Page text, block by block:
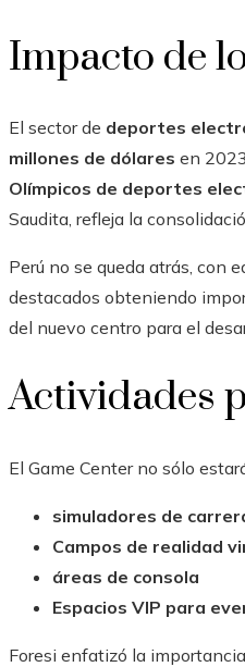
Impacto de
El sector de deportes
millones de dólares en
Olímpicos de deportes
Saudita, refleja la
Perú no se queda atrás, con
destacados obteniendo
del nuevo centro para el
Actividades
El Game Center no sólo
simuladores de
Campos de realidad
áreas de consola
Espacios VIP para
Foresi enfatizó la